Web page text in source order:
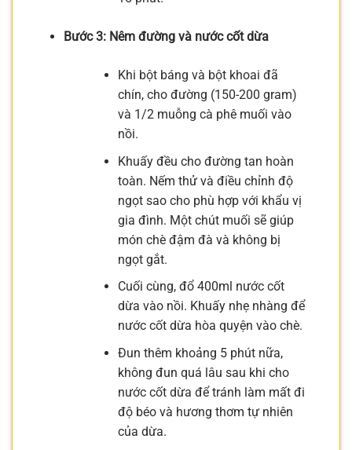
Bước 3: Nêm đường và nước cốt dừa
Khi bột báng và bột khoai đã
chín, cho đường (150-200 gram)
và 1/2 muỗng cà phê muối vào
nồi.
Khuấy đều cho đường tan hoàn
toàn. Nếm thử và điều chỉnh độ
ngọt sao cho phù hợp với khẩu vị
gia đình. Một chút muối sẽ giúp
món chè đậm đà và không bị
ngọt gắt.
Cuối cùng, đổ 400ml nước cốt
dừa vào nồi. Khuấy nhẹ nhàng để
nước cốt dừa hòa quyện vào chè.
Đun thêm khoảng 5 phút nữa,
không đun quá lâu sau khi cho
nước cốt dừa để tránh làm mất đi
độ béo và hương thơm tự nhiên
của dừa.